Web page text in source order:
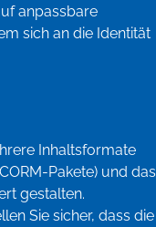
anpassbare
sich an die Identität
Inhaltsformate
Pakete) und das
gestalten.
Sie sicher, dass die